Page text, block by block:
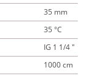
35 mm
35 °C
IG 1 1/4 "
1000 cm